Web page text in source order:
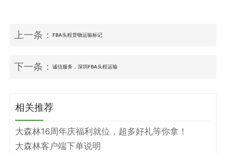
上一条：FBA头程货物运输标记
下一条：诚信服务，深圳FBA头程运输
相关推荐
大森林16周年庆福利就位，超多好礼等你拿！
大森林客户端下单说明